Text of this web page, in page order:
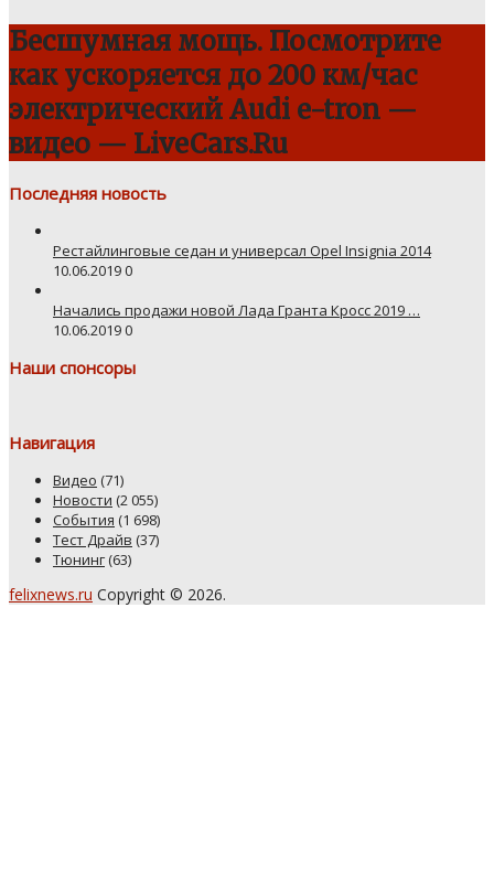
Бесшумная мощь. Посмотрите
как ускоряется до 200 км/час
электрический Audi e-tron —
видео — LiveCars.Ru
Последняя новость
Рестайлинговые седан и универсал Opel Insignia 2014
10.06.20190
Начались продажи новой Лада Гранта Кросс 2019 …
10.06.20190
Наши спонсоры
Навигация
Видео (71)
Новости (2 055)
События (1 698)
Тест Драйв (37)
Тюнинг (63)
felixnews.ru Copyright © 2026.